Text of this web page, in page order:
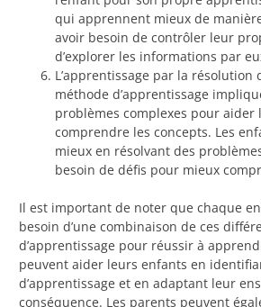
qui apprennent mieux de
avoir besoin de contrôler leur
d’explorer les informations par
L’apprentissage par la résolution
méthode d’apprentissage
problèmes complexes pour aider
comprendre les concepts. Les
mieux en résolvant des
besoin de défis pour mieux
Il est important de noter que chaque
besoin d’une combinaison de ces
d’apprentissage pour réussir à
peuvent aider leurs enfants en
d’apprentissage et en adaptant leur
conséquence. Les parents peuvent